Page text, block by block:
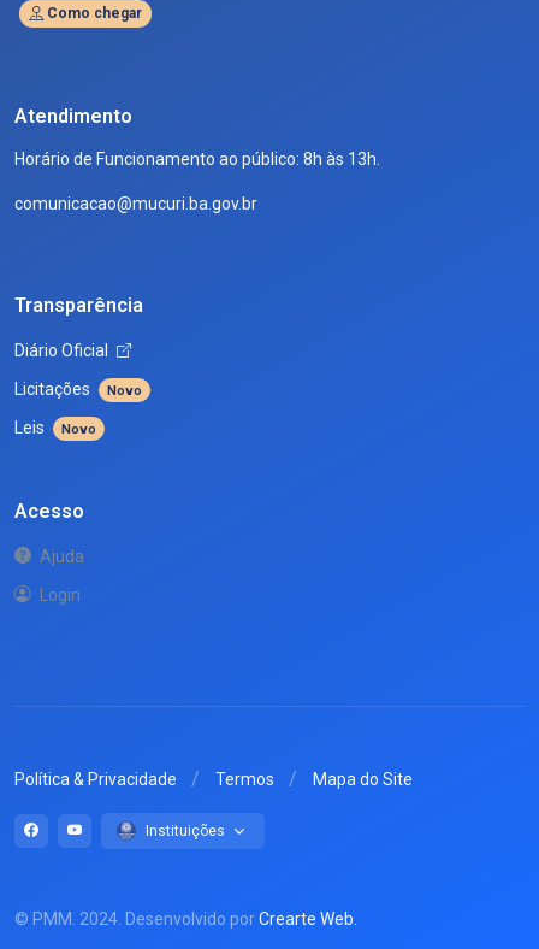
Como chegar
Atendimento
Horário de Funcionamento ao público: 8h às 13h.
comunicacao@mucuri.ba.gov.br
Transparência
Diário Oficial
Licitações
Novo
Leis Novo
Acesso
Ajuda
Login
Política & Privacidade Termos Mapa do Site
Instituições
© PMM. 2024. Desenvolvido porCrearte Web.